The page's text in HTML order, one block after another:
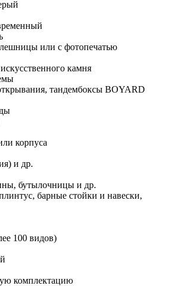
или с фотопечатью
камня
тандембоксы BOYARD
корпуса
и др.
бутылочницы и др.
барные стойки и навески,
100 видов)
комплектацию